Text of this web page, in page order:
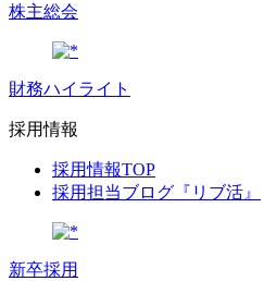
株主総会
財務ハイライト
採用情報
採用情報TOP
採用担当ブログ『リブ活』
新卒採用